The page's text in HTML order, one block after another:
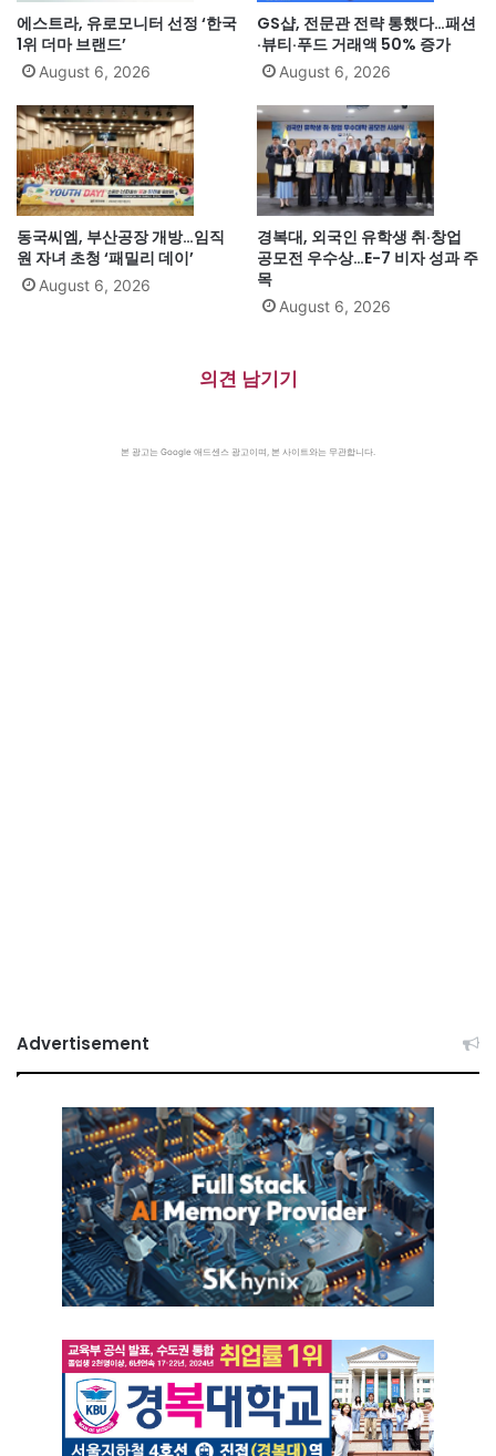
에스트라, 유로모니터 선정 ‘한국
1위 더마 브랜드’
August 6, 2026
GS샵, 전문관 전략 통했다…패션
·뷰티·푸드 거래액 50% 증가
August 6, 2026
동국씨엠, 부산공장 개방…임직
원 자녀 초청 ‘패밀리 데이’
August 6, 2026
경복대, 외국인 유학생 취·창업
공모전 우수상…E-7 비자 성과 주
목
August 6, 2026
의견 남기기
본 광고는 Google 애드센스 광고이며, 본 사이트와는 무관합니다.
Advertisement